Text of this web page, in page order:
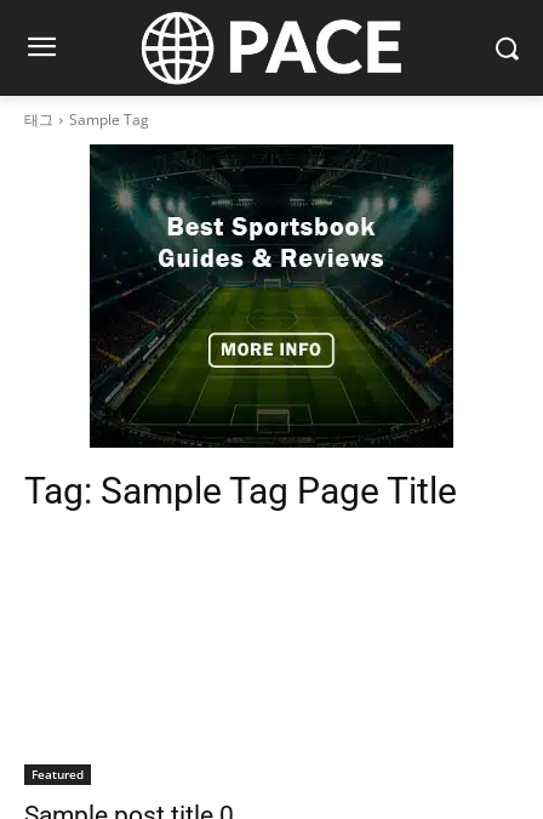
태그 Sample Tag
Tag: Sample Tag Page Title
Featured